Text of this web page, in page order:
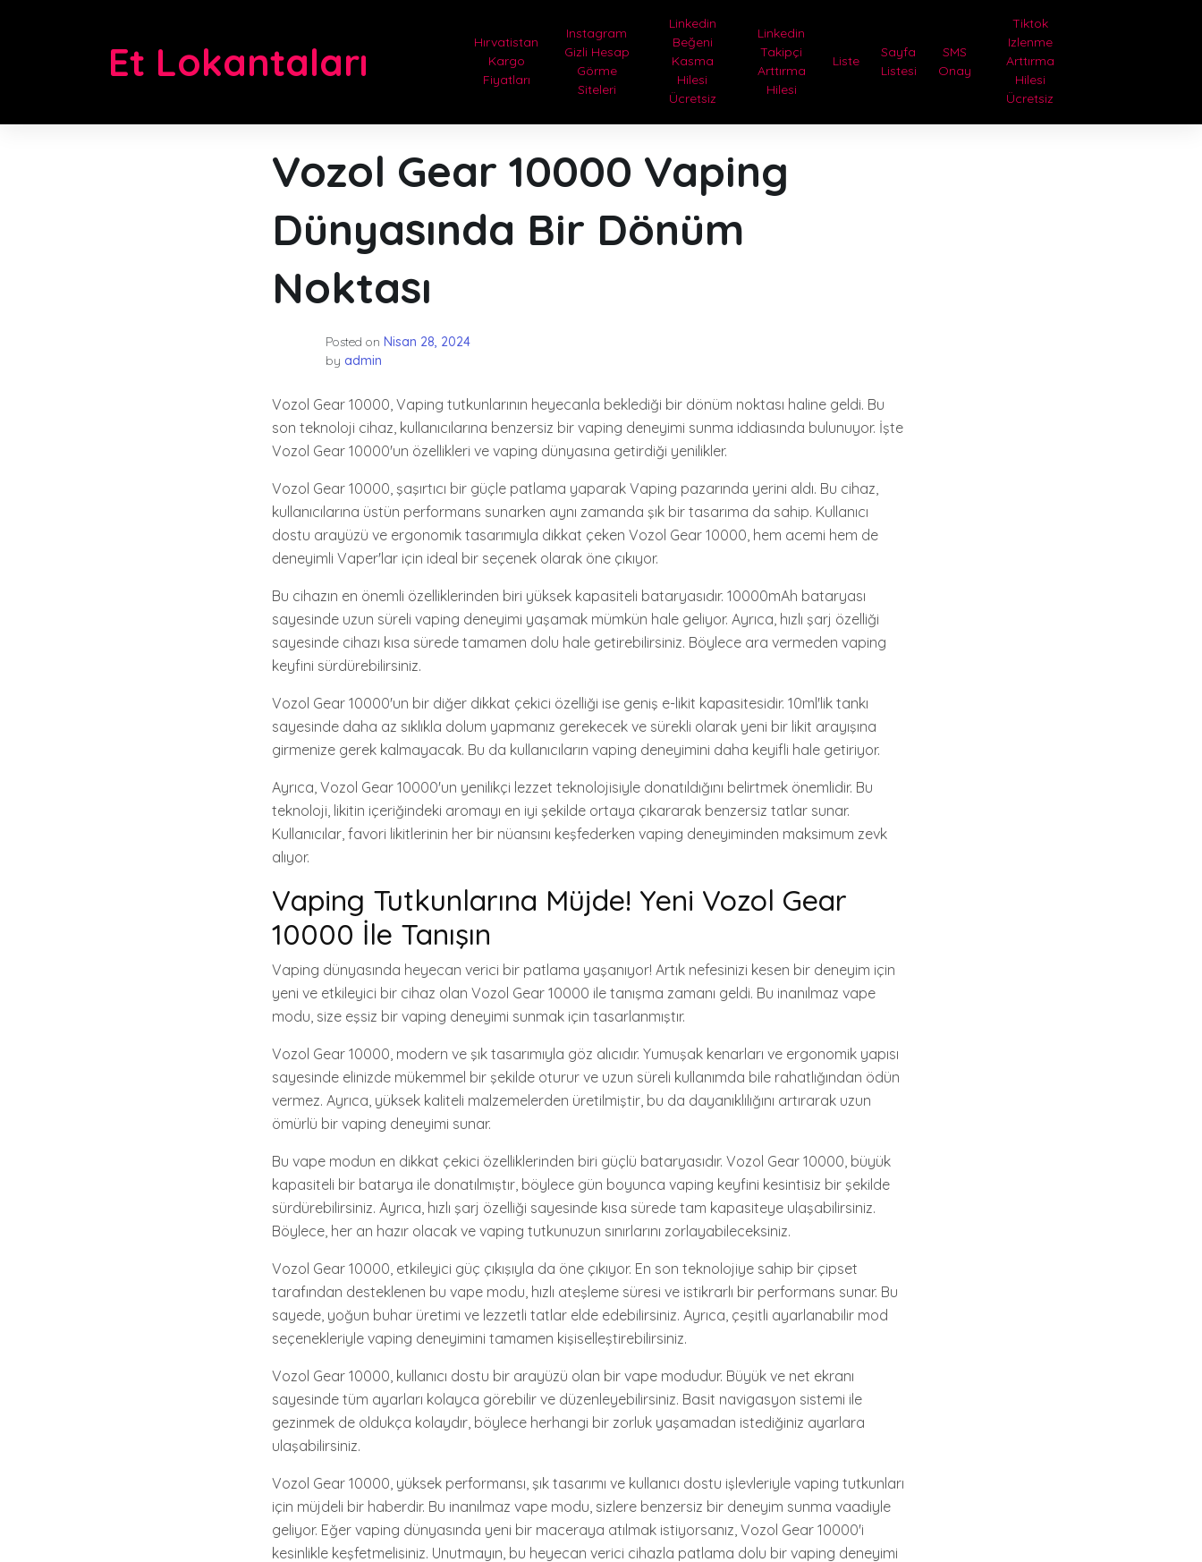
Et Lokantaları
Hırvatistan
Kargo
Fiyatları
Instagram
Gizli Hesap
Görme
Siteleri
Linkedin
Beğeni
Kasma
Hilesi
Ücretsiz
Linkedin
Takipçi
Arttırma
Hilesi
Liste
Sayfa
Listesi
SMS
Onay
Tiktok
Izlenme
Arttırma
Hilesi
Ücretsiz
Vozol Gear 10000 Vaping
Dünyasında Bir Dönüm
Noktası
Posted on Nisan 28, 2024
by admin
Vozol Gear 10000, Vaping tutkunlarının heyecanla beklediği bir dönüm noktası haline geldi. Bu
son teknoloji cihaz, kullanıcılarına benzersiz bir vaping deneyimi sunma iddiasında bulunuyor. İşte
Vozol Gear 10000'un özellikleri ve vaping dünyasına getirdiği yenilikler.
Vozol Gear 10000, şaşırtıcı bir güçle patlama yaparak Vaping pazarında yerini aldı. Bu cihaz,
kullanıcılarına üstün performans sunarken aynı zamanda şık bir tasarıma da sahip. Kullanıcı
dostu arayüzü ve ergonomik tasarımıyla dikkat çeken Vozol Gear 10000, hem acemi hem de
deneyimli Vaper'lar için ideal bir seçenek olarak öne çıkıyor.
Bu cihazın en önemli özelliklerinden biri yüksek kapasiteli bataryasıdır. 10000mAh bataryası
sayesinde uzun süreli vaping deneyimi yaşamak mümkün hale geliyor. Ayrıca, hızlı şarj özelliği
sayesinde cihazı kısa sürede tamamen dolu hale getirebilirsiniz. Böylece ara vermeden vaping
keyfini sürdürebilirsiniz.
Vozol Gear 10000'un bir diğer dikkat çekici özelliği ise geniş e-likit kapasitesidir. 10ml'lik tankı
sayesinde daha az sıklıkla dolum yapmanız gerekecek ve sürekli olarak yeni bir likit arayışına
girmenize gerek kalmayacak. Bu da kullanıcıların vaping deneyimini daha keyifli hale getiriyor.
Ayrıca, Vozol Gear 10000'un yenilikçi lezzet teknolojisiyle donatıldığını belirtmek önemlidir. Bu
teknoloji, likitin içeriğindeki aromayı en iyi şekilde ortaya çıkararak benzersiz tatlar sunar.
Kullanıcılar, favori likitlerinin her bir nüansını keşfederken vaping deneyiminden maksimum zevk
alıyor.
Vaping Tutkunlarına Müjde! Yeni Vozol Gear
10000 İle Tanışın
Vaping dünyasında heyecan verici bir patlama yaşanıyor! Artık nefesinizi kesen bir deneyim için
yeni ve etkileyici bir cihaz olan Vozol Gear 10000 ile tanışma zamanı geldi. Bu inanılmaz vape
modu, size eşsiz bir vaping deneyimi sunmak için tasarlanmıştır.
Vozol Gear 10000, modern ve şık tasarımıyla göz alıcıdır. Yumuşak kenarları ve ergonomik yapısı
sayesinde elinizde mükemmel bir şekilde oturur ve uzun süreli kullanımda bile rahatlığından ödün
vermez. Ayrıca, yüksek kaliteli malzemelerden üretilmiştir, bu da dayanıklılığını artırarak uzun
ömürlü bir vaping deneyimi sunar.
Bu vape modun en dikkat çekici özelliklerinden biri güçlü bataryasıdır. Vozol Gear 10000, büyük
kapasiteli bir batarya ile donatılmıştır, böylece gün boyunca vaping keyfini kesintisiz bir şekilde
sürdürebilirsiniz. Ayrıca, hızlı şarj özelliği sayesinde kısa sürede tam kapasiteye ulaşabilirsiniz.
Böylece, her an hazır olacak ve vaping tutkunuzun sınırlarını zorlayabileceksiniz.
Vozol Gear 10000, etkileyici güç çıkışıyla da öne çıkıyor. En son teknolojiye sahip bir çipset
tarafından desteklenen bu vape modu, hızlı ateşleme süresi ve istikrarlı bir performans sunar. Bu
sayede, yoğun buhar üretimi ve lezzetli tatlar elde edebilirsiniz. Ayrıca, çeşitli ayarlanabilir mod
seçenekleriyle vaping deneyimini tamamen kişiselleştirebilirsiniz.
Vozol Gear 10000, kullanıcı dostu bir arayüzü olan bir vape modudur. Büyük ve net ekranı
sayesinde tüm ayarları kolayca görebilir ve düzenleyebilirsiniz. Basit navigasyon sistemi ile
gezinmek de oldukça kolaydır, böylece herhangi bir zorluk yaşamadan istediğiniz ayarlara
ulaşabilirsiniz.
Vozol Gear 10000, yüksek performansı, şık tasarımı ve kullanıcı dostu işlevleriyle vaping tutkunları
için müjdeli bir haberdir. Bu inanılmaz vape modu, sizlere benzersiz bir deneyim sunma vaadiyle
geliyor. Eğer vaping dünyasında yeni bir maceraya atılmak istiyorsanız, Vozol Gear 10000'i
kesinlikle keşfetmelisiniz. Unutmayın, bu heyecan verici cihazla patlama dolu bir vaping deneyimi